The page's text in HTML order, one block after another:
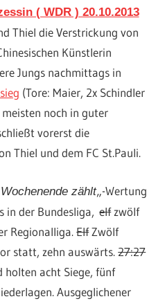
( WDR ) 20.10.2013
Thiel die Verstrickung von
Künstlerin
Jungs nachmittags in
(Tore: Maier, 2x Schindler
noch in guter
vorerst die
Thiel und dem FC St.Pauli.
zählt„-Wertung
in der Bundesliga,elfzwölf
Regionalliga.ElfZwölf
statt, zehn auswärts.27:27
holten acht Siege, fünf
Ausgeglichener